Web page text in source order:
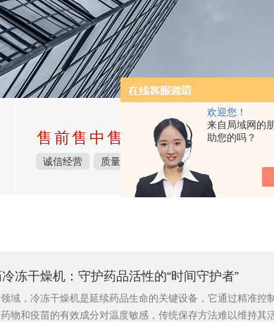
欢迎您！
来自局域网的
助您的吗？
售前售中售后完整的服务体系
诚信经营 质量保障 价格合理
冻干燥机：守护药品活性的“时间守护者”
域，冷冻干燥机是延续药品生命的关键设备，它通过精准
物和疫苗的有效成分对温度敏感，传统保存方法难以维持其